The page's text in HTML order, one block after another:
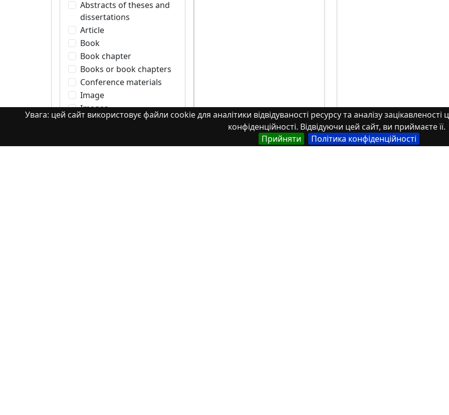
Увага: цей сайт використовує файли cookie для аналітики відвідуваності ресурсу та аналізу зацікавленості
конфіденційності. Відвідуючи цей сайт, ви приймаєте її.
Прийняти
Політика конфіденційності
Abstracts of theses and
dissertations
Article
Book
Book chapter
Books or book chapters
Conference materials
Image
Images
Learning Object
Monograph. Books or